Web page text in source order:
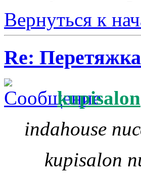
Вернуться к
Re:
kupisalon
indahouse
kupisalon